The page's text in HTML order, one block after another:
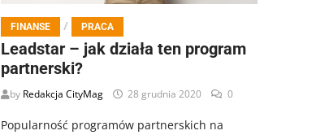
FINANSE / PRACA
Leadstar – jak działa ten program
partnerski?
by Redakcja CityMag 28 grudnia 2020 0
Popularność programów partnerskich na